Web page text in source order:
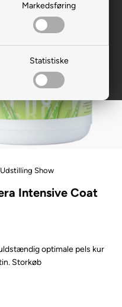
Markedsføring
Statistiske
Udstilling Show
Intensive Coat
optimale pels kur
Storkøb